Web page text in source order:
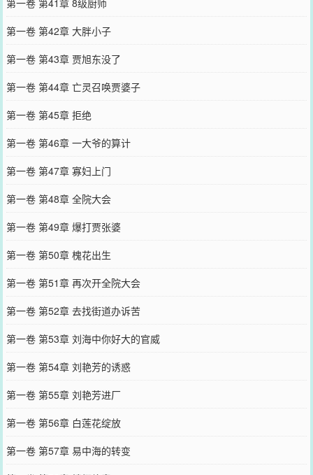
第一卷 第42章 大胖小子
第一卷 第43章 贾旭东没了
第一卷 第44章 亡灵召唤贾婆子
第一卷 第45章 拒绝
第一卷 第46章 一大爷的算计
第一卷 第47章 寡妇上门
第一卷 第48章 全院大会
第一卷 第49章 爆打贾张婆
第一卷 第50章 槐花出生
第一卷 第51章 再次开全院大会
第一卷 第52章 去找街道办诉苦
第一卷 第53章 刘海中你好大的官威
第一卷 第54章 刘艳芳的诱惑
第一卷 第55章 刘艳芳进厂
第一卷 第56章 白莲花绽放
第一卷 第57章 易中海的转变